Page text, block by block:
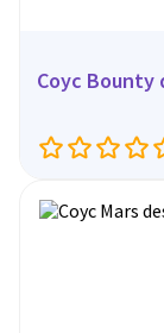
Соус Bounty